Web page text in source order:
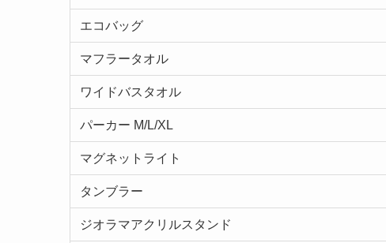
エコバッグ
マフラータオル
ワイドバスタオル
パーカー M/L/XL
マグネットライト
タンブラー
ジオラマアクリルスタンド